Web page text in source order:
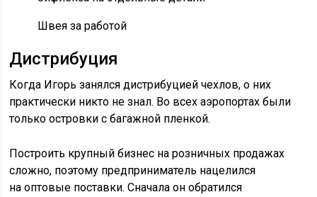
Швея за работой
Дистрибуция
Когда Игорь занялся дистрибуцией чехлов, о них
практически никто не знал. Во всех аэропортах были
только островки с багажной пленкой.
Построить крупный бизнес на розничных продажах
сложно, поэтому предприниматель нацелился
на оптовые поставки. Сначала он обратился